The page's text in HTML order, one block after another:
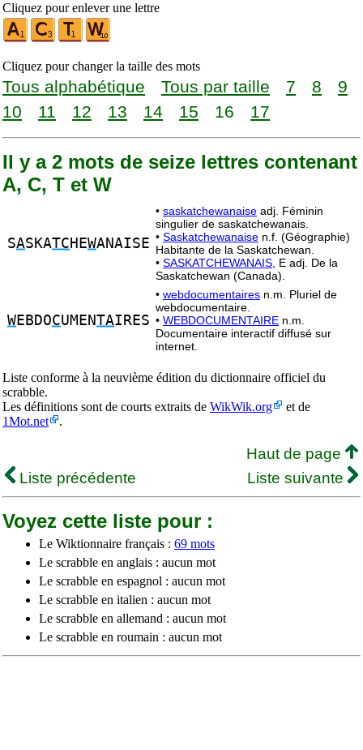
Cliquez pour enlever une lettre
Cliquez pour changer la taille des mots
Tous alphabétique Tous par taille 7 8
9
10
11 12 13 14 15 16 17
Il y a 2 mots de seize lettres contenant
A, C, T et W
SASKATC HEWANAISE
• saskatchewanaise adj. Féminin
singulier de saskatchewanais.
• Saskatchewanaise n.f. (Géographie)
Habitante de la Saskatchewan.
• SASKATCHEWANAIS, E adj. De la
Saskatchewan (Canada).
WEBDOCUMENTAIRES
• webdocumentaires n.m. Pluriel de
webdocumentaire.
• WEBDOCUMENTAIRE n.m.
Documentaire interactif diffusé sur
internet.
Liste conforme à la neuvième édition du dictionnaire officiel du
scrabble.
Les définitions sont de courts extraits de WikWik.org
et de
1Mot.net
.
Haut de page
Liste précédente
Liste suivante
Voyez cette liste pour :
Le Wiktionnaire français : 69 mots
Le scrabble en anglais : aucun mot
Le scrabble en espagnol : aucun mot
Le scrabble en italien : aucun mot
Le scrabble en allemand : aucun mot
Le scrabble en roumain : aucun mot